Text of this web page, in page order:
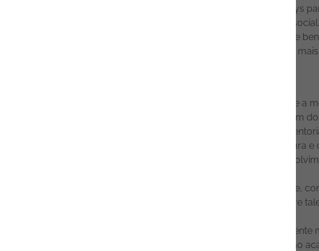
Regularmente são organizados meetups e open days
participação da Noesis em ações de solidariedade
participamos em ações de angariação de fundos, de
de cariz social para que estes possam ter um papel
A Noesis guia-se por uma cultura em que prevalece a
individuais. O nosso sucesso é o sucesso de cada um
iniciativas para apresentar workshops ou prestar
é que os colaboradores ajudem a promover a cultura
proximidade e fomenta o conhecimento e o
Contamos com uma estrutura de formação eficiente,
Academy, em que o conhecimento é partilhado entre
Trabalhamos todos os dias para construir um
independentemente da antiguidade, cargo, formação